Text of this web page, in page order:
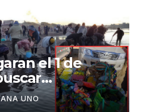
el 1 de
los ríos y
por la
UNO